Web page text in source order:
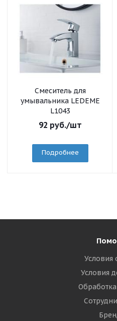
Смеситель для
умывальника LEDEME
L1043
92 руб./шт
Подробнее
Условия
Условия